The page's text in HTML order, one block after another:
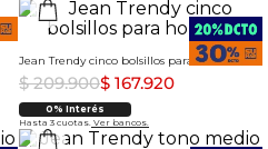
Jean Trendy cinco bolsillos para hombre
$ 209.900$ 167.920
0% Interés
Hasta 3 cuotas. Ver bancos.